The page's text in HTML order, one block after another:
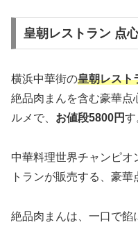
皇朝レストラン 点
横浜中華街の皇朝レスト
絶品肉まんを含む豪華点
ルメで、 お値段5800円す
中華料理世界チャンピオ
トランが販売する、豪華
絶品肉まんは、一口で餡